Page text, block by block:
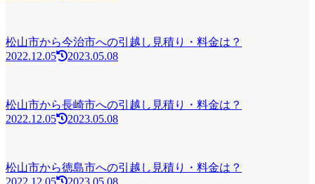
松山市から今治市への引越し見積り・料金は？
2022.12.05
2023.05.08
松山市から長崎市への引越し見積り・料金は？
2022.12.05
2023.05.08
松山市から徳島市への引越し見積り・料金は？
2022.12.05
2023.05.08